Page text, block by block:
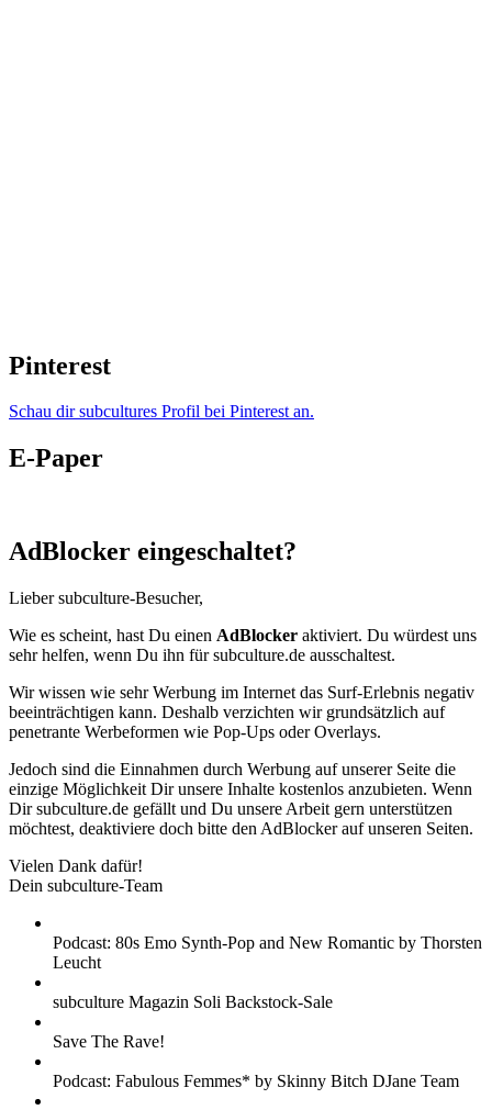
Pinterest
Schau dir subcultures Profil bei Pinterest an.
E-Paper
AdBlocker eingeschaltet?
Lieber subculture-Besucher,
Wie es scheint, hast Du einen AdBlocker aktiviert. Du würdest uns
sehr helfen, wenn Du ihn für subculture.de ausschaltest.
Wir wissen wie sehr Werbung im Internet das Surf-Erlebnis negativ
beeinträchtigen kann. Deshalb verzichten wir grundsätzlich auf
penetrante Werbeformen wie Pop-Ups oder Overlays.
Jedoch sind die Einnahmen durch Werbung auf unserer Seite die
einzige Möglichkeit Dir unsere Inhalte kostenlos anzubieten. Wenn
Dir subculture.de gefällt und Du unsere Arbeit gern unterstützen
möchtest, deaktiviere doch bitte den AdBlocker auf unseren Seiten.
Vielen Dank dafür!
Dein subculture-Team
Podcast: 80s Emo Synth-Pop and New Romantic by Thorsten
Leucht
subculture Magazin Soli Backstock-Sale
Save The Rave!
Podcast: Fabulous Femmes* by Skinny Bitch DJane Team